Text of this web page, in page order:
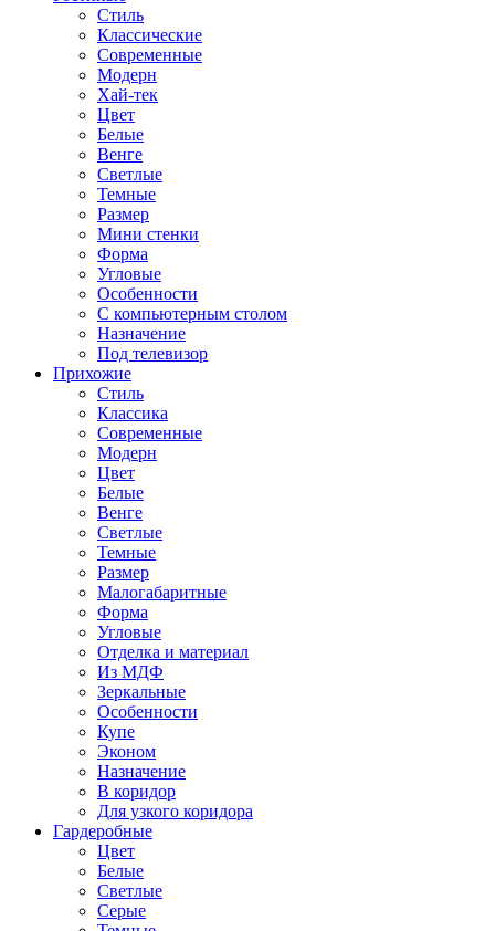
Стиль
Классические
Современные
Модерн
Хай-тек
Цвет
Белые
Венге
Светлые
Темные
Размер
Мини стенки
Форма
Угловые
Особенности
С компьютерным столом
Назначение
Под телевизор
Прихожие
Стиль
Классика
Современные
Модерн
Цвет
Белые
Венге
Светлые
Темные
Размер
Малогабаритные
Форма
Угловые
Отделка и материал
Из МДФ
Зеркальные
Особенности
Купе
Эконом
Назначение
В коридор
Для узкого коридора
Гардеробные
Цвет
Белые
Светлые
Серые